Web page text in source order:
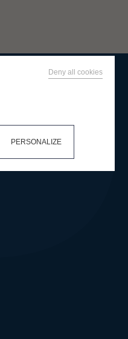
Deny all cookies
PERSONALIZE